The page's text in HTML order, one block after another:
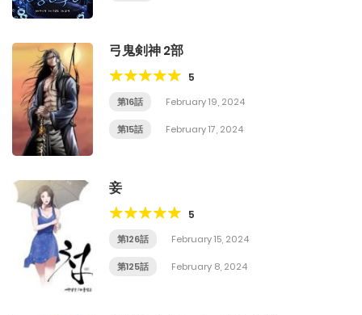
弓鬼剣神 2部
5
第16話 February 19, 2024
第15話 February 17, 2024
妾
5
第126話 February 15, 2024
第125話 February 8, 2024